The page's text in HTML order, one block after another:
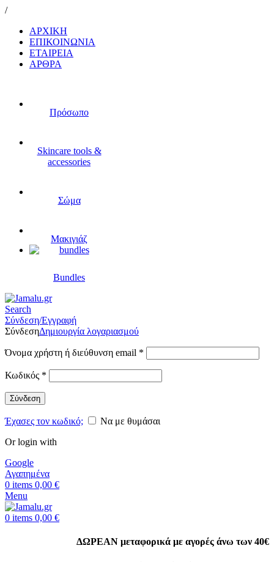
/
ΑΡΧΙΚΗ
ΕΠΙΚΟΙΝΩΝΙΑ
ΕΤΑΙΡΕΙΑ
ΑΡΘΡΑ
Πρόσωπο
Skincare tools &
accessories
Σώμα
Μακιγιάζ
Bundles
Search
Σύνδεση/Εγγραφή
ΣύνδεσηΔημιουργία λογαριασμού
Όνομα χρήστη ή διεύθυνση email *
Κωδικός *
Σύνδεση
Έχασες τον κωδικό;
Να με θυμάσαι
Or login with
Google
Αγαπημένα
0 items 0,00 €
Menu
0 items 0,00 €
ΔΩΡΕΑΝ μεταφορικά με αγορές άνω των 40€